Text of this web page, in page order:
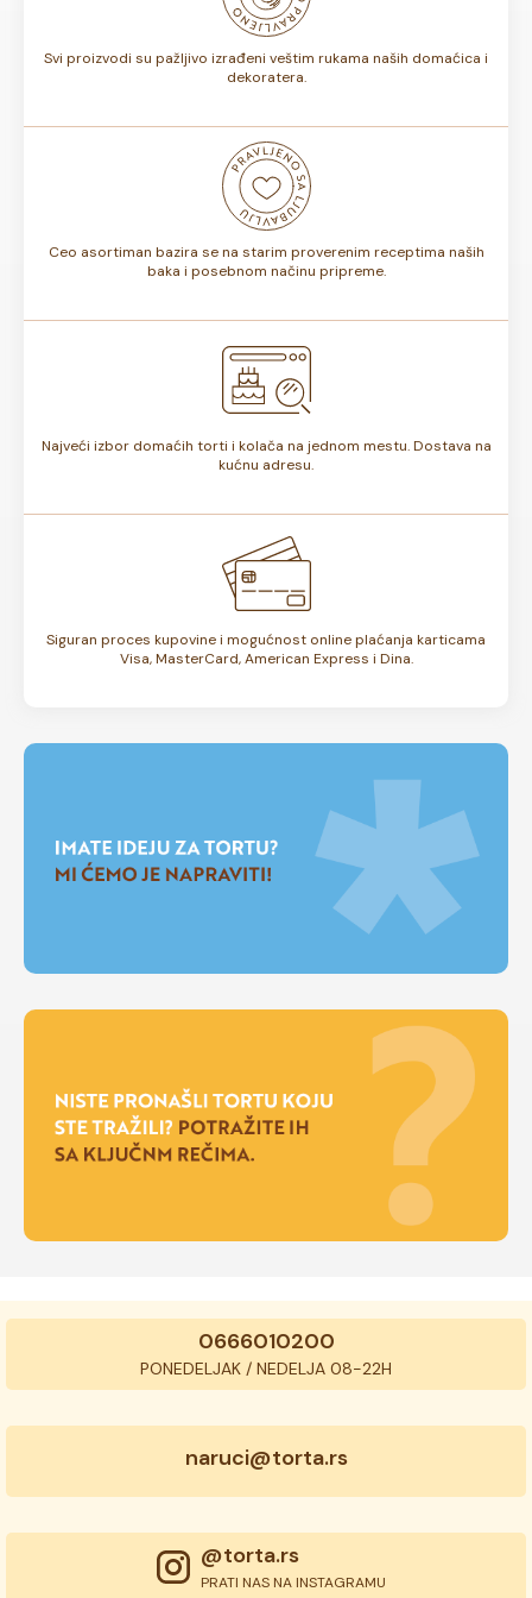
Svi proizvodi su pažljivo izrađeni veštim rukama naših domaćica i
dekoratera.
Ceo asortiman bazira se na starim proverenim receptima naših
baka i posebnom načinu pripreme.
Najveći izbor domaćih torti i kolača na jednom mestu. Dostava na
kućnu adresu.
Siguran proces kupovine i mogućnost online plaćanja karticama
Visa, MasterCard, American Express i Dina.
0666010200
PONEDELJAK / NEDELJA 08-22H
naruci@torta.rs
@torta.rs
PRATI NAS NA INSTAGRAMU